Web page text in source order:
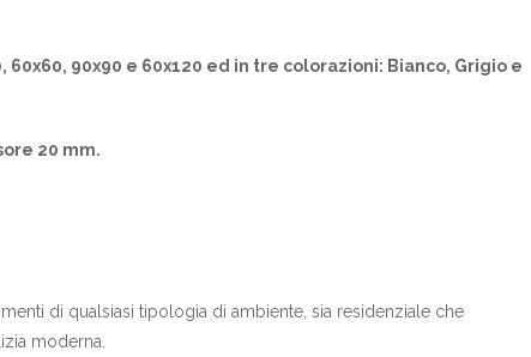
90x90 e 60x120 ed in tre colorazioni: Bianco, Grigio e
20 mm.
di qualsiasi tipologia di ambiente, sia residenziale che
moderna.